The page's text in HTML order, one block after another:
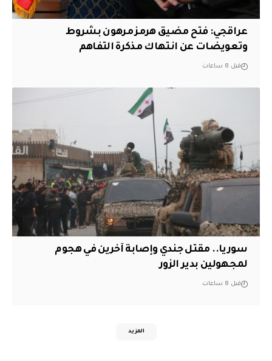
عراقجي: فتح مضيق هرمز مرهون بشروط
وتعويضات عن انتهاك مذكرة التفاهم
قبل 8 ساعات
سوريا.. مقتل جندي وإصابة آخرين في هجوم
لمجهولين بدير الزور
قبل 8 ساعات
المزيد